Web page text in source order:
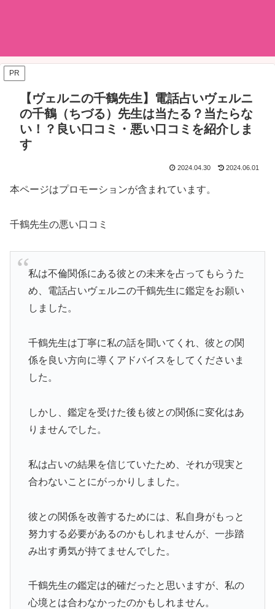
PR
【ヴェルニの千鶴先生】電話占いヴェルニ
の千鶴（ちづる）先生は当たる？当たらな
い！？良い口コミ・悪い口コミを紹介しま
す
2024.04.30 2024.06.01
本ページはプロモーションが含まれています。
千鶴先生の悪い口コミ
私は不倫関係にある彼との未来を占ってもらうた
め、電話占いヴェルニの千鶴先生に鑑定をお願い
しました。
千鶴先生は丁寧に私の話を聞いてくれ、彼との関
係を良い方向に導くアドバイスをしてくださいま
した。
しかし、鑑定を受けた後も彼との関係に変化はあ
りませんでした。
私は占いの結果を信じていたため、それが現実と
合わないことにがっかりしました。
彼との関係を改善するためには、私自身がもっと
努力する必要があるのかもしれませんが、一歩踏
み出す勇気が持てませんでした。
千鶴先生の鑑定は的確だったと思いますが、私の
心境とは合わなかったのかもしれません。